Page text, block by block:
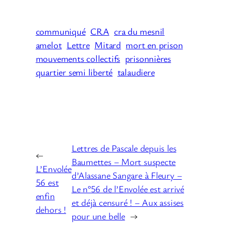
communiqué CRA cra du mesnil
amelot Lettre Mitard mort en prison
mouvements collectifs prisonnières
quartier semi liberté talaudiere
←
L’Envolée
56 est
enfin
dehors !
Lettres de Pascale depuis les
Baumettes – Mort suspecte
d’Alassane Sangare à Fleury –
Le n°56 de l’Envolée est arrivé
et déjà censuré ! – Aux assises
pour une belle →